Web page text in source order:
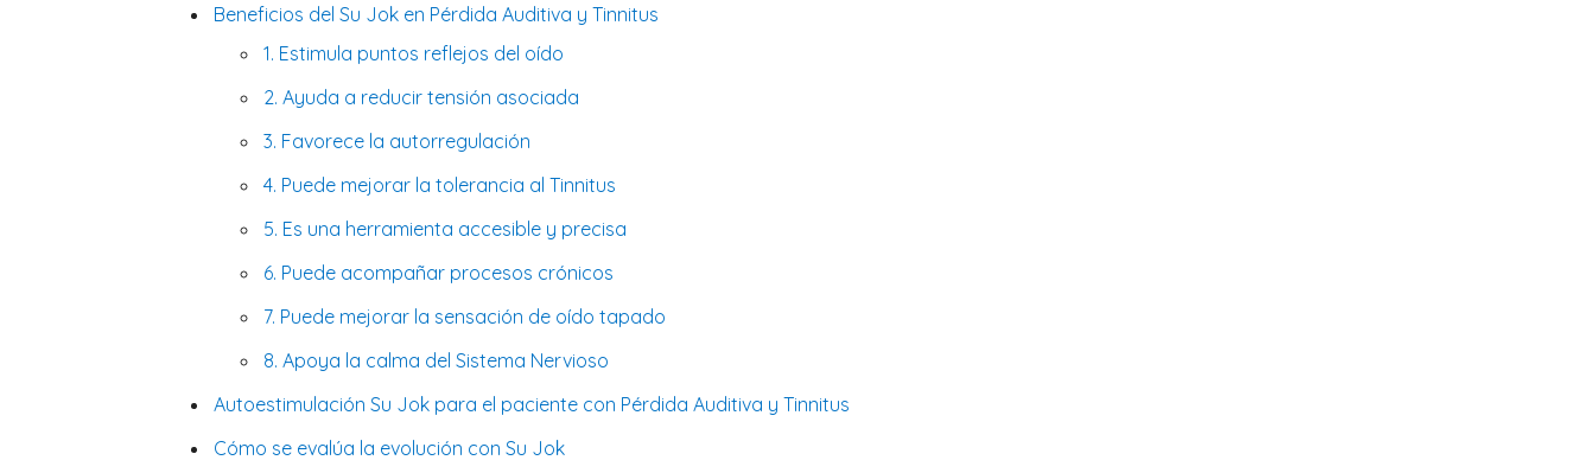
Beneficios del Su Jok en Pérdida Auditiva y Tinnitus
1. Estimula puntos reflejos del oído
2. Ayuda a reducir tensión asociada
3. Favorece la autorregulación
4. Puede mejorar la tolerancia al Tinnitus
5. Es una herramienta accesible y precisa
6. Puede acompañar procesos crónicos
7. Puede mejorar la sensación de oído tapado
8. Apoya la calma del Sistema Nervioso
Autoestimulación Su Jok para el paciente con Pérdida Auditiva y Tinnitus
Cómo se evalúa la evolución con Su Jok